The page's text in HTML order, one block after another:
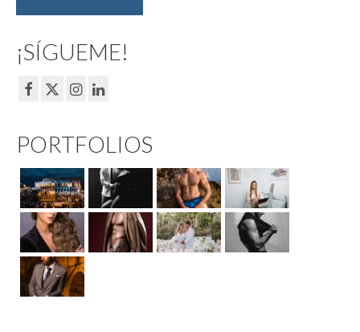
¡SÍGUEME!
PORTFOLIOS